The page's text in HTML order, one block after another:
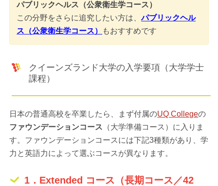
パブリックヘルス（公衆衛生学コース）
この分野をさらに追究したい方は、パブリックヘル
ス（公衆衛生学コース）
もおすすめです
クイーンズランド大学の入学要項（大学学士
課程）
日本の普通高校を卒業したら、まず付属のUQ Collegeの
ファウンデーションコース （大学準備コース）に入りま
す。ファウンデーションコースには下記3種類があり、学
力と英語力によって選ぶコースが異なります。
1．Extended コース（長期コース／42